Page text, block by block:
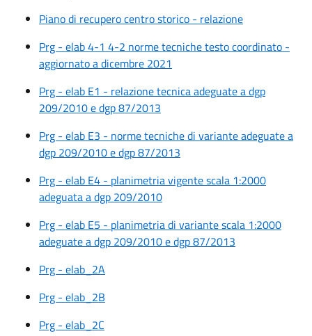
Piano di recupero centro storico - relazione
Prg - elab 4-1 4-2 norme tecniche testo coordinato -
aggiornato a dicembre 2021
Prg - elab E1 - relazione tecnica adeguate a dgp
209/2010 e dgp 87/2013
Prg - elab E3 - norme tecniche di variante adeguate a
dgp 209/2010 e dgp 87/2013
Prg - elab E4 - planimetria vigente scala 1:2000
adeguata a dgp 209/2010
Prg - elab E5 - planimetria di variante scala 1:2000
adeguate a dgp 209/2010 e dgp 87/2013
Prg - elab_2A
Prg - elab_2B
Prg - elab_2C